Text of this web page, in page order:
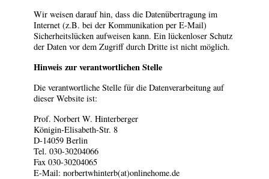
Wir weisen darauf hin, dass die Datenübertragung im
Internet (z.B. bei der Kommunikation per E-Mail)
Sicherheitslücken aufweisen kann. Ein lückenloser Schutz
der Daten vor dem Zugriff durch Dritte ist nicht möglich.
Hinweis zur verantwortlichen Stelle
Die verantwortliche Stelle für die Datenverarbeitung auf
dieser Website ist:
Prof. Norbert W. Hinterberger
Königin-Elisabeth-Str. 8
D-14059 Berlin
Tel. 030-30204066
Fax 030-30204065
E-Mail:norbertwhinterb(at)onlinehome.de